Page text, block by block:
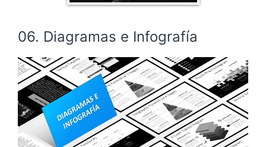
06. Diagramas e Infografía